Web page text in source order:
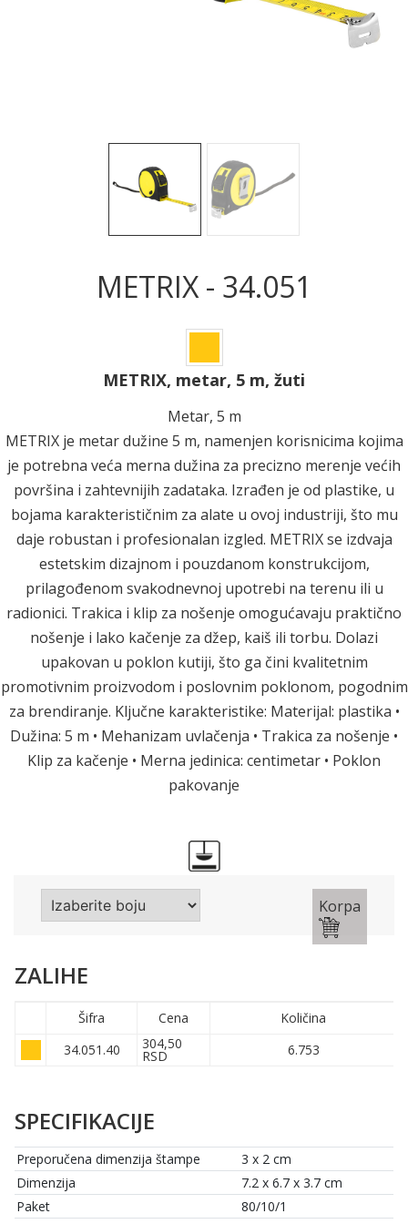
METRIX - 34.051
METRIX, metar, 5 m, žuti
Metar, 5 m
METRIX je metar dužine 5 m, namenjen korisnicima kojima
je potrebna veća merna dužina za precizno merenje većih
površina i zahtevnijih zadataka. Izrađen je od plastike, u
bojama karakterističnim za alate u ovoj industriji, što mu
daje robustan i profesionalan izgled. METRIX se izdvaja
estetskim dizajnom i pouzdanom konstrukcijom,
prilagođenom svakodnevnoj upotrebi na terenu ili u
radionici. Trakica i klip za nošenje omogućavaju praktično
nošenje i lako kačenje za džep, kaiš ili torbu. Dolazi
upakovan u poklon kutiji, što ga čini kvalitetnim
promotivnim proizvodom i poslovnim poklonom, pogodnim
za brendiranje. Ključne karakteristike: Materijal: plastika •
Dužina: 5 m • Mehanizam uvlačenja • Trakica za nošenje •
Klip za kačenje • Merna jedinica: centimetar • Poklon
pakovanje
Korpa
ZALIHE
Šifra Cena
Količina
34.051.40
304,50
RSD 6.753
SPECIFIKACIJE
Preporučena dimenzija štampe
3 x 2 cm
Dimenzija
7.2 x 6.7 x 3.7 cm
Paket
80/10/1